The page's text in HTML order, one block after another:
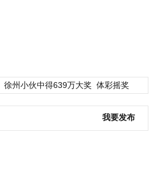
徐州小伙中得639万大奖 体彩摇奖
我要发布